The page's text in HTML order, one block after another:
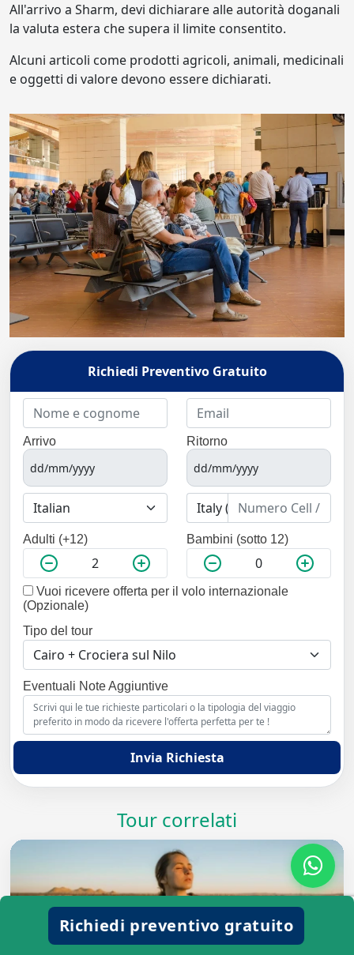
All'arrivo a Sharm, devi dichiarare alle autorità doganali
la valuta estera che supera il limite consentito.
Alcuni articoli come prodotti agricoli, animali, medicinali
e oggetti di valore devono essere dichiarati.
Richiedi Preventivo Gratuito
Arrivo Ritorno
Adulti (+12) Bambini (sotto 12)
Vuoi ricevere offerta per il volo internazionale
(Opzionale)
Tipo del tour
Eventuali Note Aggiuntive
Invia Richiesta
Tour correlati
Richiedi preventivo gratuito